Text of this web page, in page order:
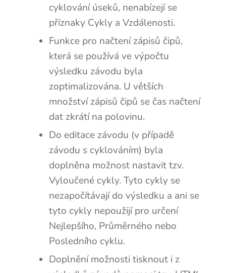
cyklování úseků, nenabízejí se
příznaky Cykly a Vzdálenosti.
Funkce pro načtení zápisů čipů,
která se používá ve výpočtu
výsledku závodu byla
zoptimalizována. U větších
množství zápisů čipů se čas načtení
dat zkrátí na polovinu.
Do editace závodu (v případě
závodu s cyklováním) byla
doplněna možnost nastavit tzv.
Vyloučené cykly. Tyto cykly se
nezapočítávají do výsledku a ani se
tyto cykly nepoužijí pro určení
Nejlepšího, Průměrného nebo
Posledního cyklu.
Doplnění možnosti tisknout i z